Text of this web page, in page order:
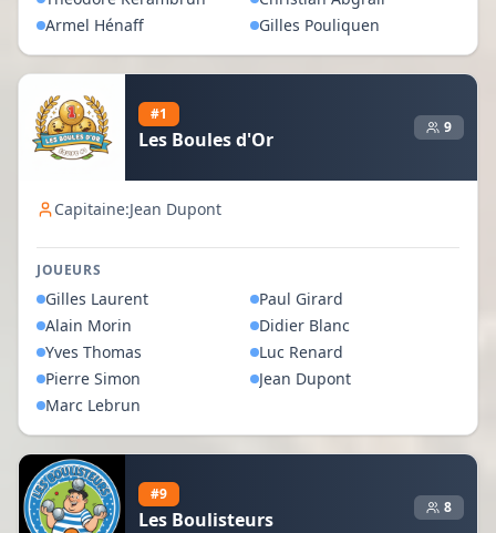
Armel Hénaff Gilles Pouliquen
#1
Les Boules d'Or
9
Capitaine:Jean Dupont
JOUEURS
Gilles Laurent Paul Girard
Alain Morin Didier Blanc
Yves Thomas Luc Renard
Pierre Simon Jean Dupont
Marc Lebrun
#9
Les Boulisteurs
8